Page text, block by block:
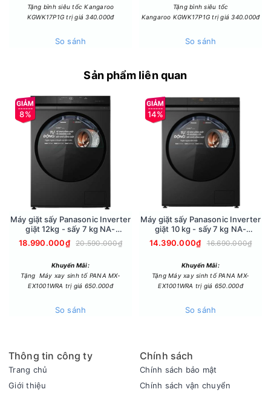
Đặc điểm và cơ chế sấy
- Máy vận hành với công suất tiêu thụ khoảng 550W – 600W,
phù hợp cho nhu cầu sấy khô quần áo hằng ngày.
- Nhiệt độ sấy tối đa đạt 60°C, giúp bảo vệ quần áo khỏi tình
trạng co rút và hư tổn do nhiệt độ cao.
- Với khối lượng sấy 9 kg, máy phù hợp cho gia đình từ 3 đến
- Máy tích hợp nhiều chương trình để xử lý các loại vải và
trang phục khác nhau, bao gồm cả đồ len, đồ cottton, đồ
mỏng, đồ mặc ngoài trời,...
Tặng bình siêu tốc Kangaroo
KGWK17P1G trị giá 340.000đ
So sánh
Tặng bình siêu tốc
Kangaroo KGWK17P1G trị giá 340.000đ
So sánh
Sản phẩm liên quan
8%
Máy giặt sấy Panasonic Inverter
giặt 12kg - sấy 7 kg NA-
S24DW1BVT
18.990.000₫ 20.590.000₫
Khuyến Mãi:
Tặng Máy xay sinh tố PANA MX-
EX1001WRA trị giá 650.000đ
So sánh
14%
Máy giặt sấy Panasonic Inverter
giặt 10 kg - sấy 7 kg NA-
S20DG1BVT
14.390.000₫ 16.690.000₫
Khuyến Mãi:
Tặng Máy xay sinh tố PANA MX-
EX1001WRA trị giá 650.000đ
So sánh
Thông tin công ty
Trang chủ
Giới thiệu
Chính sách
Chính sách bảo mật
Chính sách vận chuyển